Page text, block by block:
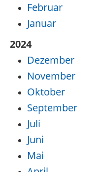
Februar
Januar
2024
Dezember
November
Oktober
September
Juli
Juni
Mai